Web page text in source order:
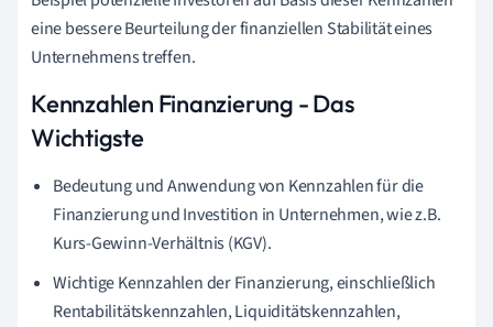
eine bessere Beurteilung der finanziellen Stabilität eines
Unternehmens treffen.
Kennzahlen Finanzierung - Das
Wichtigste
Bedeutung und Anwendung von Kennzahlen für die
Finanzierung und Investition in Unternehmen, wie z.B.
Kurs-Gewinn-Verhältnis (KGV).
Wichtige Kennzahlen der Finanzierung, einschließlich
Rentabilitätskennzahlen, Liquiditätskennzahlen,